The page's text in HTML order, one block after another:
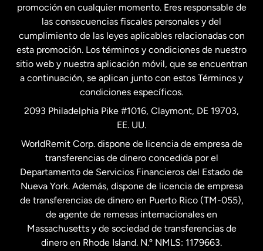
Malasia
Nueva Zelanda
Países Bajos
Suecia
promoción en cualquier momento. Eres responsable de
las consecuencias fiscales personales y del
cumplimiento de las leyes aplicables relacionadas con
esta promoción. Los términos y condiciones de nuestro
sitio web y nuestra aplicación móvil, que se encuentran
a continuación, se aplican junto con estos Términos y
condiciones específicos.
2093 Philadelphia Pike #1016, Claymont, DE 19703,
EE. UU.
WorldRemit Corp. dispone de licencia de empresa de
transferencias de dinero concedida por el
Departamento de Servicios Financieros del Estado de
Nueva York. Además, dispone de licencia de empresa
de transferencias de dinero en Puerto Rico (TM-055),
de agente de remesas internacionales en
Massachusetts y de sociedad de transferencias de
dinero en Rhode Island. N.º NMLS: 1179663.